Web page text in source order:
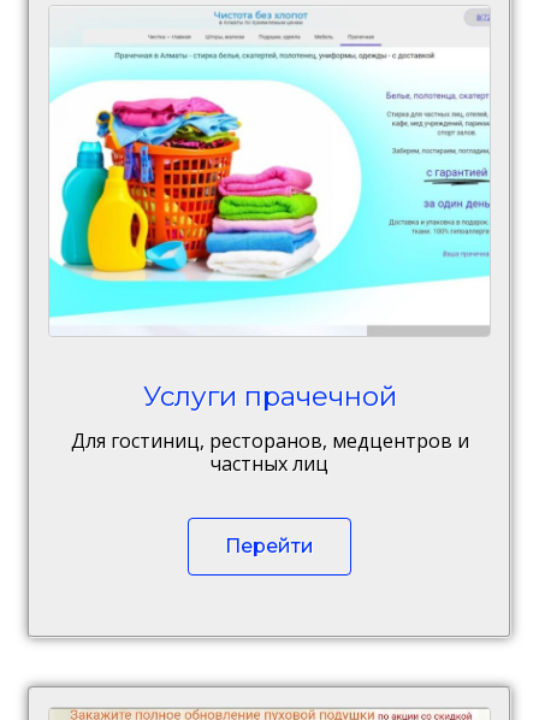
Услуги прачечной
Для гостиниц, ресторанов, медцентров и
частных лиц
Перейти